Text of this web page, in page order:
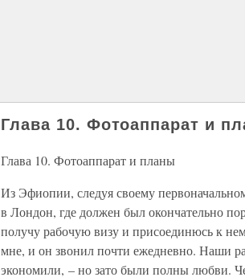
Глава 10. Фотоаппарат и
Глава 10. Фотоаппарат и планы
Из Эфиопии, следуя своему
в Лондон, где должен был окончательно
получу рабочую визу и присоединюсь к
мне, и он звонил почти ежедневно. Наши
экономили, – но зато были полны любви.